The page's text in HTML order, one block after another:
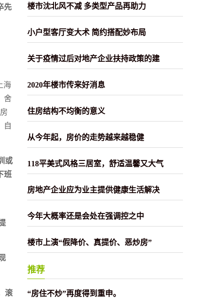
先
海
舍
自
或
班
滚
楼市沈北风不减 多类型产品再助力
小户型客厅变大术 简约搭配妙布局
关于疫情过后对地产企业扶持政策的建
2020年楼市传来好消息
住房结构不均衡的意义
从今年起，房价的走势越来越稳健
118平美式风格三居室，舒适温馨又大气
房地产企业应为业主提供健康生活解决
今年大概率还是会处在强调控之中
楼市上演“假降价、真提价、恶炒房”
推荐
“房住不炒”再度得到重申。